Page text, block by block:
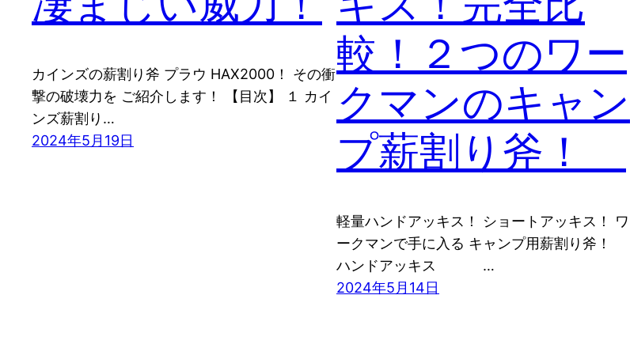
カインズの薪割り斧 プラウ HAX2000！ その衝
撃の破壊力を ご紹介します！ 【目次】 １ カイ
ンズ薪割り…
2024年5月19日
較！２つのワー
クマンのキャン
プ薪割り斧！
軽量ハンドアッキス！ ショートアッキス！ ワ
ークマンで手に入る キャンプ用薪割り斧！
ハンドアッキス …
2024年5月14日